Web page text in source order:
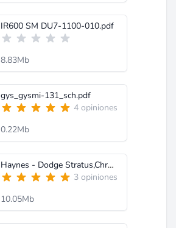
IR600 SM DU7-1100-010.pdf
8.83Mb
gys_gysmi-131_sch.pdf
4 opiniones
0.22Mb
Haynes - Dodge Stratus,Chrysler Cirrus,Plymouth Breeze 1995-2000.pdf
3 opiniones
10.05Mb